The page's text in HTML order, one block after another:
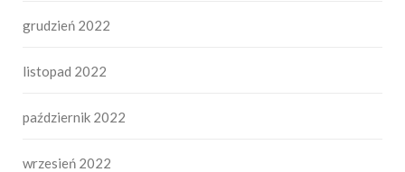
grudzień 2022
listopad 2022
październik 2022
wrzesień 2022